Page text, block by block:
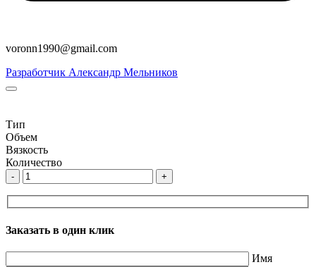
voronn1990@gmail.com
Разработчик Александр Мельников
Тип
Объем
Вязкость
Количество
- +
Заказать в один клик
Имя